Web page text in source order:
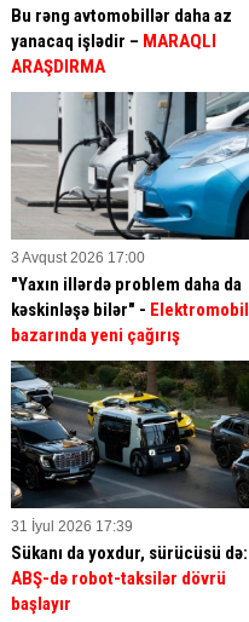
Bu rəng avtomobillər daha az
yanacaq işlədir – MARAQLI
ARAŞDIRMA
3 Avqust 2026 17:00
"Yaxın illərdə problem daha da
kəskinləşə bilər" - Elektromobil
bazarında yeni çağırış
31 İyul 2026 17:39
Sükanı da yoxdur, sürücüsü də:
ABŞ-də robot-taksilər dövrü
başlayır